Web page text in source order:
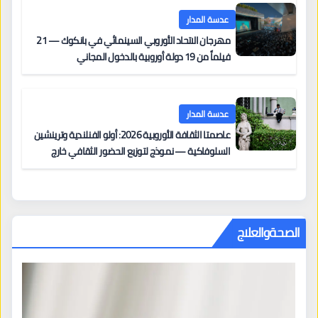
عدسة المدار
مهرجان الاتحاد الأوروبي السينمائي في بانكوك — 21
فيلماً من 19 دولة أوروبية بالدخول المجاني
عدسة المدار
عاصمتا الثقافة الأوروبية 2026: أولو الفنلندية وترينشين
السلوفاكية — نموذج لتوزيع الحضور الثقافي خارج
الصحةوالعلاج